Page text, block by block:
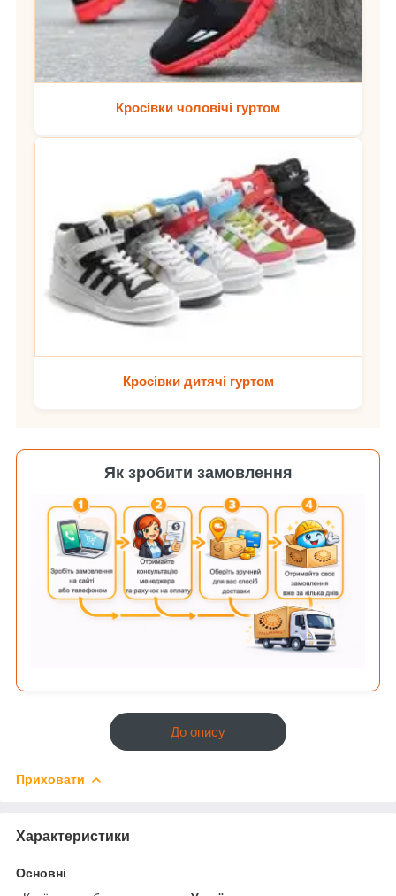
Кросівки чоловічі гуртом
Кросівки дитячі гуртом
Як зробити замовлення
До опису
Приховати
Характеристики
Основні